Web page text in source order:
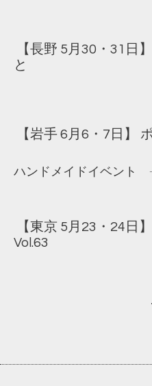
【長野 5月30・31日
と
【岩手 6月6・7日】
ハンドメイドイベント
【東京 5月23・24日
Vol.63